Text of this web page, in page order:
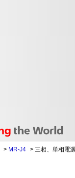
> MR-J4 > 三相、単相電